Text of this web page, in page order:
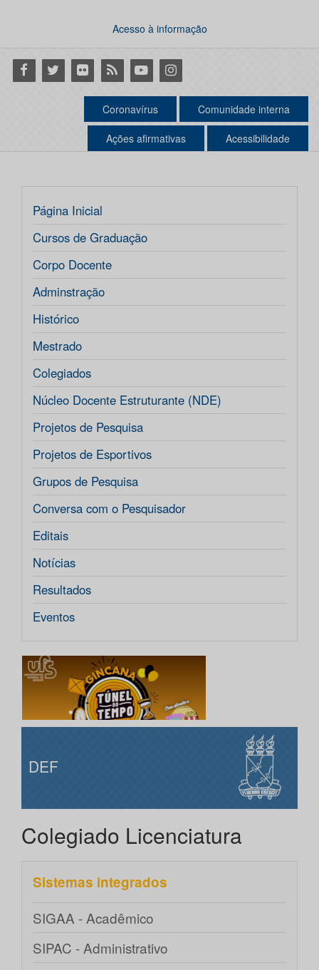
Acesso à informação
Facebook
Twitter Flickr RSS YoutubeInstagram
Coronavírus Comunidade interna
Ações afirmativas Acessibilidade
Página Inicial
Cursos de Graduação
Corpo Docente
Adminstração
Histórico
Mestrado
Colegiados
Núcleo Docente Estruturante (NDE)
Projetos de Pesquisa
Projetos de Esportivos
Grupos de Pesquisa
Conversa com o Pesquisador
Editais
Notícias
Resultados
Eventos
DEF
Colegiado Licenciatura
Sistemas integrados
SIGAA - Acadêmico
SIPAC - Administrativo